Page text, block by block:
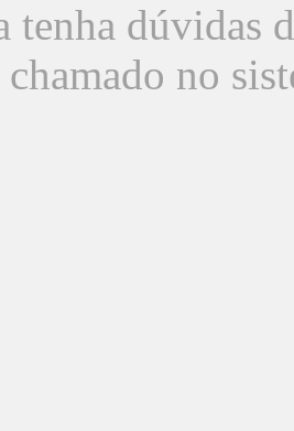
tenha dúvidas
no